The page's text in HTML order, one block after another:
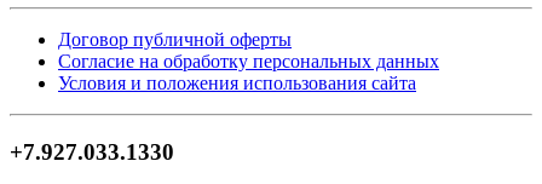
Договор публичной оферты
Согласие на обработку персональных данных
Условия и положения использования сайта
+7.927.033.1330